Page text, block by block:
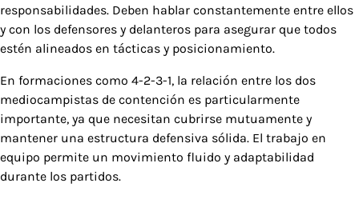
responsabilidades. Deben hablar constantemente entre ellos
y con los defensores y delanteros para asegurar que todos
estén alineados en tácticas y posicionamiento.
En formaciones como 4-2-3-1, la relación entre los dos
mediocampistas de contención es particularmente
importante, ya que necesitan cubrirse mutuamente y
mantener una estructura defensiva sólida. El trabajo en
equipo permite un movimiento fluido y adaptabilidad
durante los partidos.